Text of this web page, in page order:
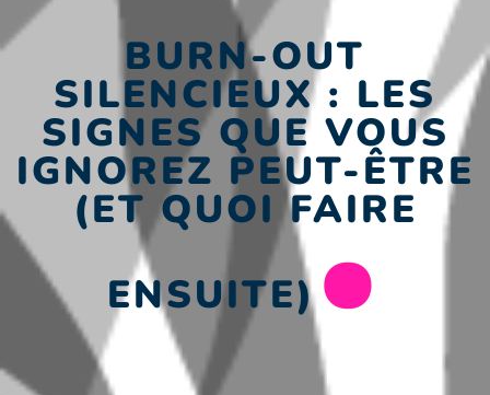
BURN-OUT
SILENCIEUX : LES
SIGNES QUE VOUS
IGNOREZ PEUT-ÊTRE
(ET QUOI FAIRE
ENSUITE).